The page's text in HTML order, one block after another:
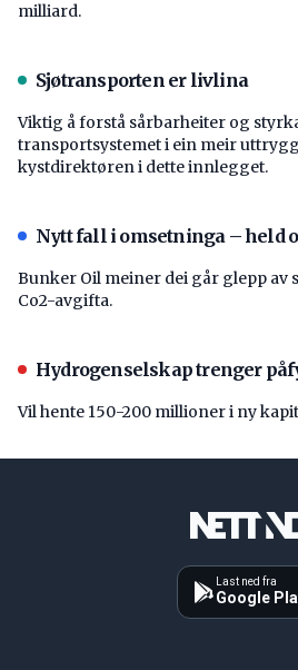
milliard.
Sjøtransporten er livlina
Viktig å forstå ­sårbarheiter og
transport­systemet i ein meir
kystdirektøren i dette innlegget.
Nytt fall i omsetninga – held
Bunker Oil meiner dei går glepp av
Co2-avgifta.
Hydrogenselskap trenger
Vil hente 150-200 millioner i ny
Last ned fra
Google